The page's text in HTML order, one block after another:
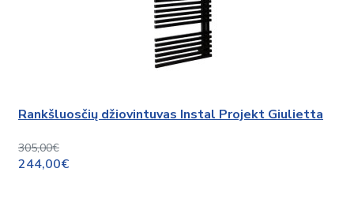
Rankšluosčių džiovintuvas Instal Projekt Giulietta
305,00€
244,00€